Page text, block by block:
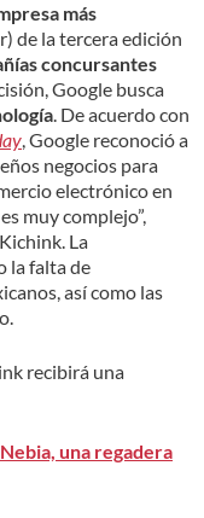
más
de la tercera edición
concursantes
Google busca
. De acuerdo con
, Google reconoció a
negocios para
electrónico en
muy complejo”,
La
la falta de
así como las
recibirá una
una regadera